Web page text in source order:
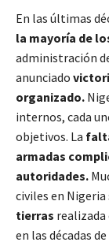
En las últimas
la mayoría de
administración
anunciado
organizado.
internos, cada
objetivos. La
armadas
autoridades.
civiles en Nigeria
tierras
en las décadas de